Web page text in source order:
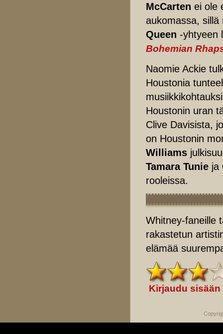
McCarten ei ole
aukomassa, sillä
Queen -yhtyeen
Bohemian
Naomie Ackie
Houstonia
Houstonin uran
Clive Davisista,
on Houstonin
Williams
Tamara Tunie ja
rooleissa.
Whitney-faneille
rakastetun
elämää
Kirjaudu sisään